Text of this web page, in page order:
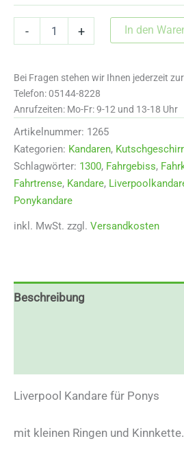
-
Ponys
Menge
+ In den
Bei Fragen stehen wir Ihnen jederzeit
Telefon: 05144-8228
Anrufzeiten: Mo-Fr: 9-12 und 13-18 Uhr
Artikelnummer: 1265
Kategorien: Kandaren,
Schlagwörter: 1300, Fahrgebiss,
Fahrtrense, Kandare,
Ponykandare
inkl. MwSt. zzgl. Versandkosten
Beschreibung
Liverpool Kandare für Ponys
mit kleinen Ringen und Kinnkette.